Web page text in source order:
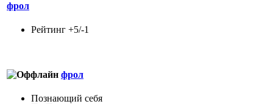
фрол
Рейтинг +5/-1
фрол
Познающий себя